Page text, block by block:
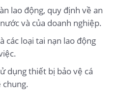
lao động, quy định về an
và của doanh nghiệp.
các loại tai nạn lao động
dụng thiết bị bảo vệ cá
chung.